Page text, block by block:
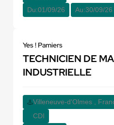
Du:01/09/26 Au:30/09/26
Yes ! Pamiers
TECHNICIEN DE
INDUSTRIELLE
Villeneuve-d'Olmes ,
CDI